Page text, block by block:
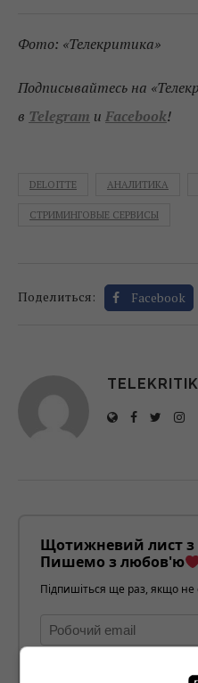
Фото: «Телекритика»
Подписывайтесь на
в Telegram и Facebook!
DELOITTE АНАЛИТИКА
СТРИМИНГОВЫЕ СЕРВИСЫ
Поделиться: Facebook
Щотижневий лист з
Пишемо з любов'ю
Підпишіться ще раз, якщо не